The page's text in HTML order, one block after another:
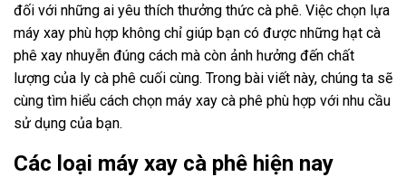
đối với những ai yêu thích thưởng thức cà phê. Việc chọn lựa
máy xay phù hợp không chỉ giúp bạn có được những hạt cà
phê xay nhuyễn đúng cách mà còn ảnh hưởng đến chất
lượng của ly cà phê cuối cùng. Trong bài viết này, chúng ta sẽ
cùng tìm hiểu cách chọn máy xay cà phê phù hợp với nhu cầu
sử dụng của bạn.
Các loại máy xay cà phê hiện nay